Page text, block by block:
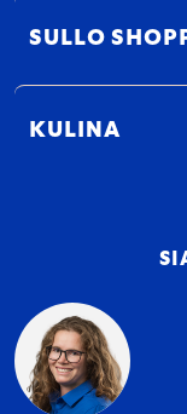
SULLO
KULINA